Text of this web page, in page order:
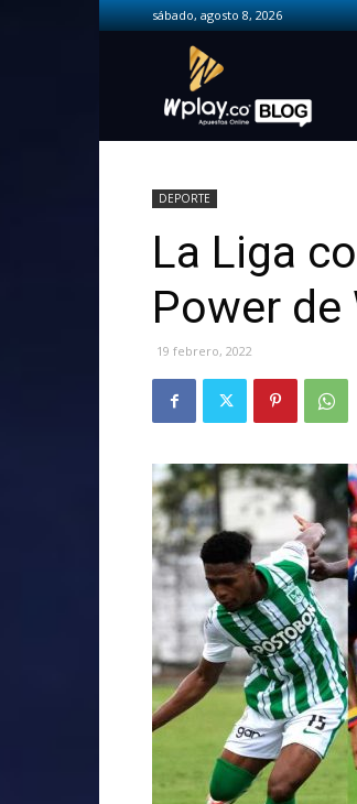
sábado, agosto 8, 2026
DEPORTE
La Liga
Power de
19 febrero, 2022